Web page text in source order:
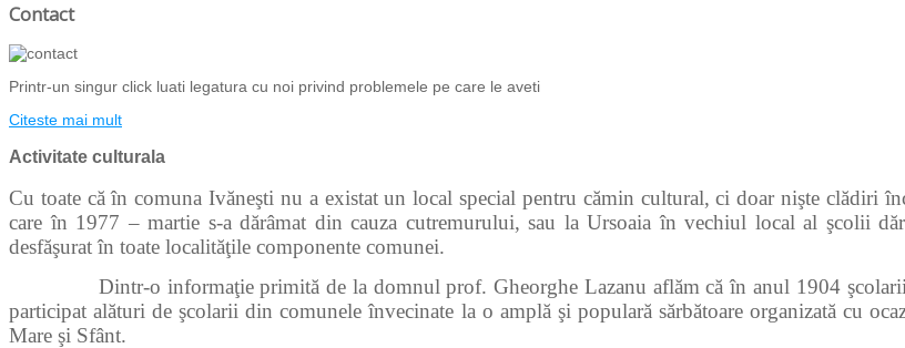
Contact
Printr-un singur click luati legatura cu noi privind problemele pe care le aveti
Citeste mai mult
Activitate culturala
Cu toate că în comuna Ivăneşti nu a existat un local special pentru cămin cultural, ci doar nişte clădiri
care în 1977 – martie s-a dărâmat din cauza cutremurului, sau la Ursoaia în vechiul local al şcolii
desfăşurat în toate localităţile componente comunei.
Dintr-o informaţie primită de la domnul prof. Gheorghe Lazanu aflăm că în anul 1904 şcolarii
participat alături de şcolarii din comunele învecinate la o amplă şi populară sărbătoare organizată cu
Mare şi Sfânt.